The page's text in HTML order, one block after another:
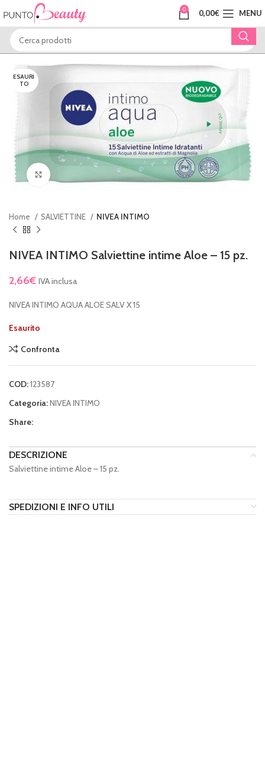
0 0,00€ MENU
ESAURI
TO
Clicca per ingrandire
Home SALVIETTINE NIVEA INTIMO
NIVEA INTIMO Salviettine intime Aloe – 15 pz.
2,66€ IVA inclusa
NIVEA INTIMO AQUA ALOE SALV X 15
Esaurito
Confronta
COD:123587
Categoria:NIVEA INTIMO
Share:
DESCRIZIONE
Salviettine intime Aloe – 15 pz.
SPEDIZIONI E INFO UTILI